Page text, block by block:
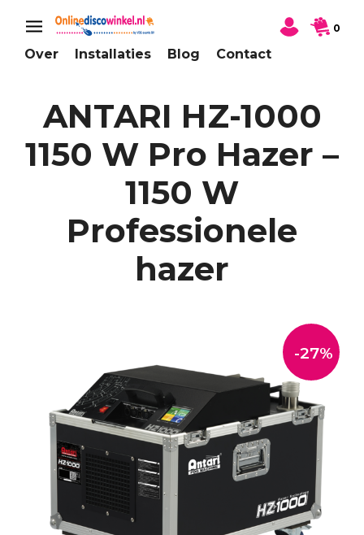
Over Installaties Blog Contact
0
ANTARI HZ-1000
1150 W Pro Hazer –
1150 W
Professionele
hazer
-27%